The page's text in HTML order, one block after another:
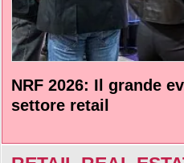
NRF 2026: Il grande
settore retail